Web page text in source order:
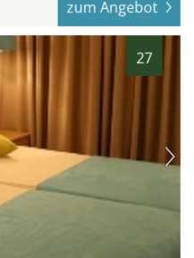
zum Angebot
27